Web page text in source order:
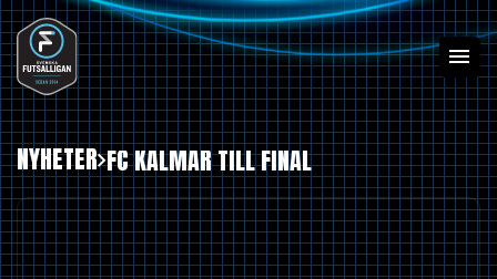
NYHETER FC KALMAR TILL FINAL